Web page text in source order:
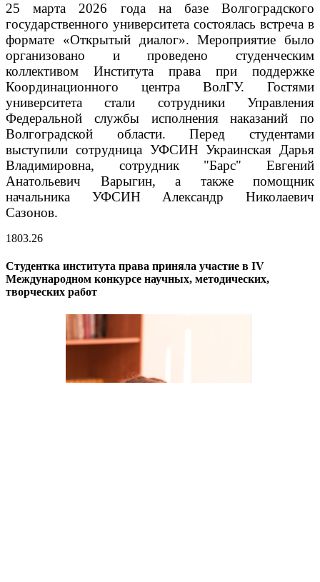
25 марта 2026 года на базе Волгоградского
государственного университета состоялась встреча в
формате «Открытый диалог». Мероприятие было
организовано и проведено студенческим
коллективом Института права при поддержке
Координационного центра ВолГУ. Гостями
университета стали сотрудники Управления
Федеральной службы исполнения наказаний по
Волгоградской области. Перед студентами
выступили сотрудница УФСИН Украинская Дарья
Владимировна, сотрудник "Барс" Евгений
Анатольевич Варыгин, а также помощник
начальника УФСИН Александр Николаевич
Сазонов.
1803.26
Студентка института права приняла участие в IV
Международном конкурсе научных, методических,
творческих работ